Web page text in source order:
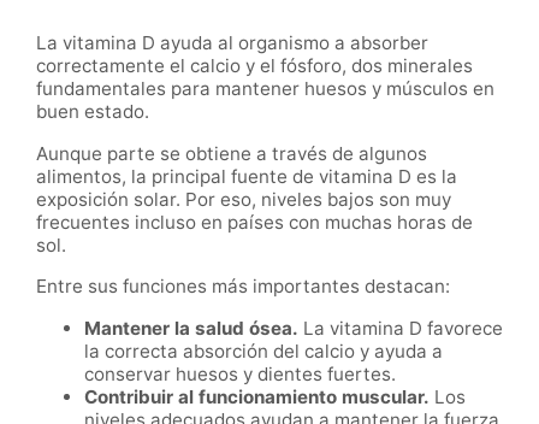
La vitamina D ayuda al organismo a absorber
correctamente el calcio y el fósforo, dos minerales
fundamentales para mantener huesos y músculos en
buen estado.
Aunque parte se obtiene a través de algunos
alimentos, la principal fuente de vitamina D es la
exposición solar. Por eso, niveles bajos son muy
frecuentes incluso en países con muchas horas de
sol.
Entre sus funciones más importantes destacan:
Mantener la salud ósea. La vitamina D favorece
la correcta absorción del calcio y ayuda a
conservar huesos y dientes fuertes.
Contribuir al funcionamiento muscular. Los